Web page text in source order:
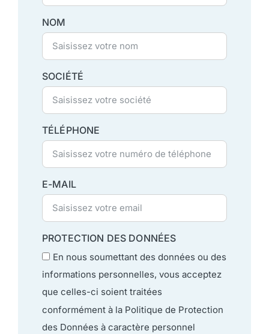
NOM
SOCIÉTÉ
TÉLÉPHONE
E-MAIL
PROTECTION DES DONNÉES
En nous soumettant des données ou des
informations personnelles, vous acceptez
que celles-ci soient traitées
conformément à la Politique de Protection
des Données à caractère personnel